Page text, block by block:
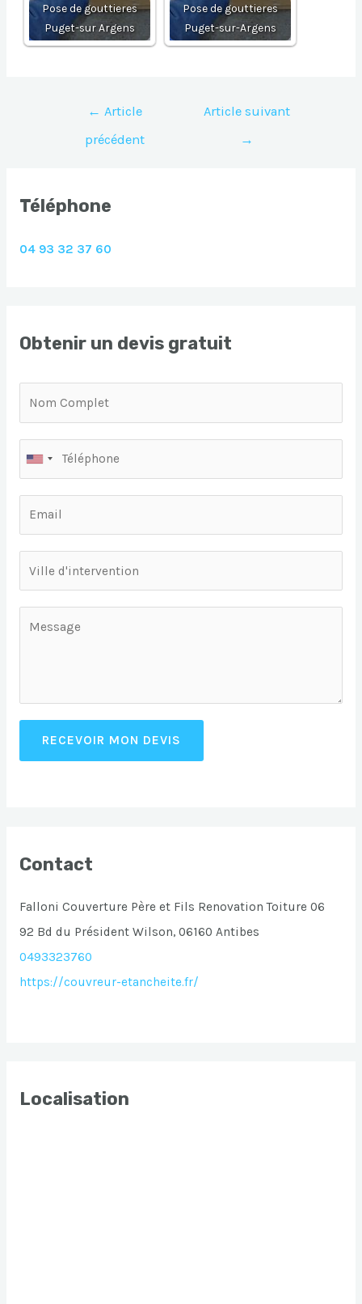
Pose de gouttieres
Puget-sur Argens
Pose de gouttieres
Puget-sur-Argens
Navigation
l’article
← Article
précédent
Article suivant
→
Téléphone
04 93 32 37 60
Obtenir un devis gratuit
RECEVOIR MON DEVIS
Contact
Falloni Couverture Père et Fils Renovation Toiture 06
92 Bd du Président Wilson, 06160 Antibes
0493323760
https://couvreur-etancheite.fr/
Localisation